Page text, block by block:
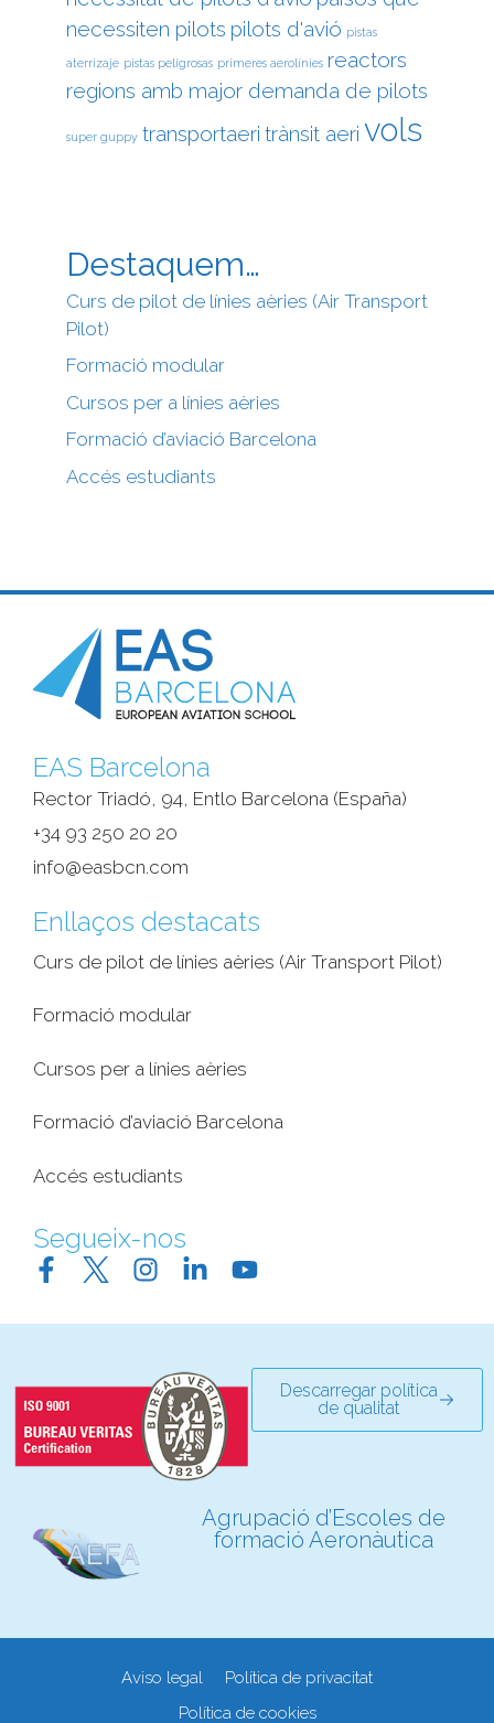
necessiten pilots pilots d'avió pistas
aterrizaje pistas peligrosas primeres aerolínies reactors
regions amb major demanda de pilots
super guppy transportaeri trànsit aeri vols
Destaquem…
Curs de pilot de línies aèries (Air Transport
Pilot)
Formació modular
Cursos per a línies aèries
Formació d’aviació Barcelona
Accés estudiants
EAS Barcelona
Rector Triadó, 94, Entlo Barcelona (España)‎
+34 93 250 20 20
info@easbcn.com
Enllaços destacats
Curs de pilot de línies aèries (Air Transport Pilot)
Formació modular
Cursos per a línies aèries
Formació d’aviació Barcelona
Accés estudiants
Segueix-nos
Descarregar política
de qualitat
Agrupació d’Escoles de
formació Aeronàutica
Aviso legal
Política de privacitat
Política de cookies